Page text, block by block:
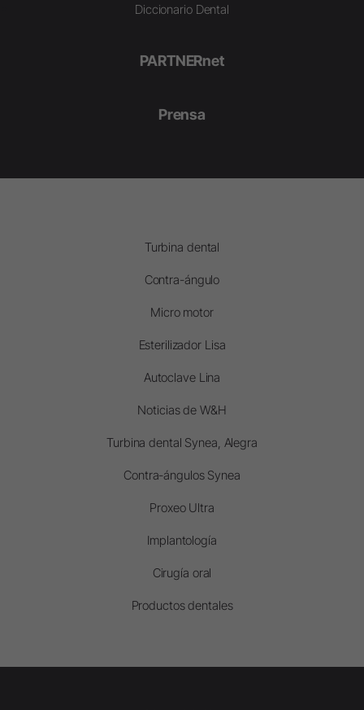
Diccionario Dental
PARTNERnet
Prensa
Turbina dental
Contra-ángulo
Micro motor
Esterilizador Lisa
Autoclave Lina
Noticias de W&H
Turbina dental Synea, Alegra
Contra-ángulos Synea
Proxeo Ultra
Implantología
Cirugía oral
Productos dentales